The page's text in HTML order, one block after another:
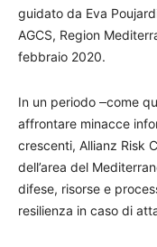
guidato da Eva
AGCS, Region
febbraio 2020.
In un periodo come
affrontare minacce
crescenti, Allianz Risk
dell’area del
difese, risorse e
resilienza in caso di